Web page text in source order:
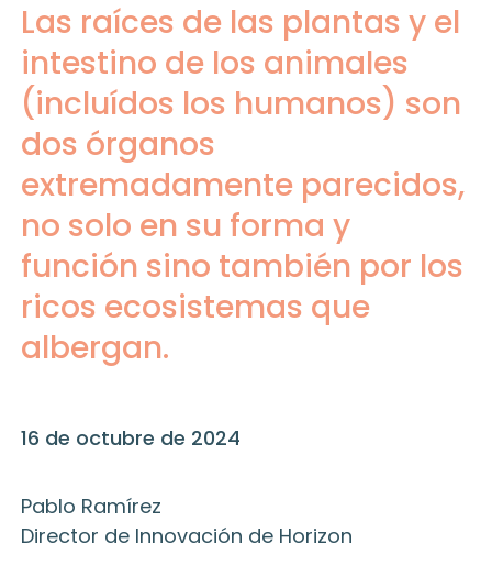
Las raíces de las plantas y el
intestino de los animales
(incluídos los humanos) son
dos órganos
extremadamente parecidos,
no solo en su forma y
función sino también por los
ricos ecosistemas que
albergan.
16 de octubre de 2024
Pablo Ramírez
Director de Innovación de Horizon